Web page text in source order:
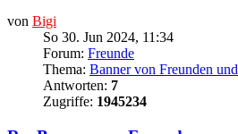
von Bigi
So 30. Jun 2024, 11:34
Forum: Freunde
Thema: Banner von Freunden
Antworten: 7
Zugriffe: 1945234